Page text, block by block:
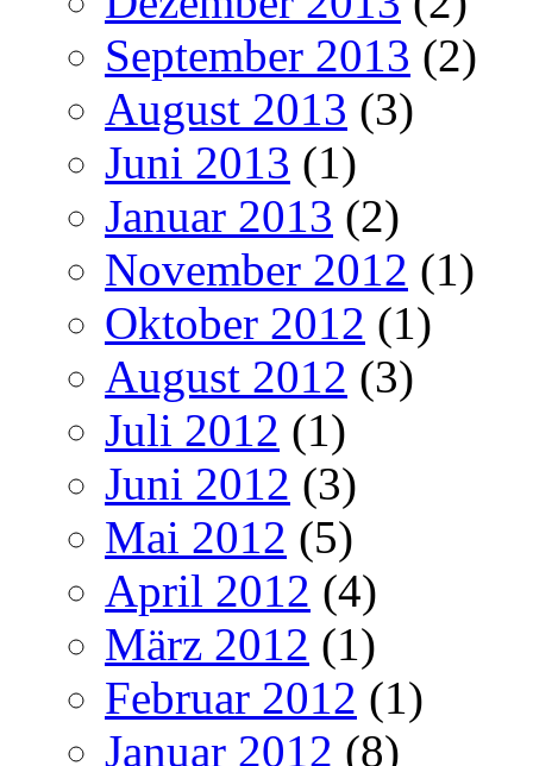
September 2013 (2)
August 2013 (3)
Juni 2013 (1)
Januar 2013 (2)
November 2012 (1)
Oktober 2012 (1)
August 2012 (3)
Juli 2012 (1)
Juni 2012 (3)
Mai 2012 (5)
April 2012 (4)
März 2012 (1)
Februar 2012 (1)
Januar 2012 (8)